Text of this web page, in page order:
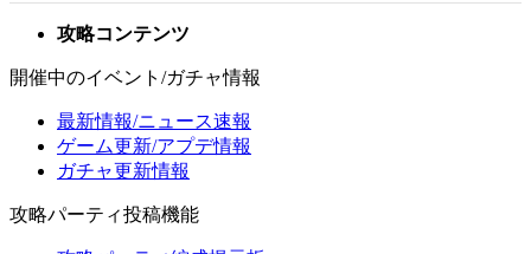
攻略コンテンツ
開催中のイベント/ガチャ情報
最新情報/ニュース速報
ゲーム更新/アプデ情報
ガチャ更新情報
攻略パーティ投稿機能